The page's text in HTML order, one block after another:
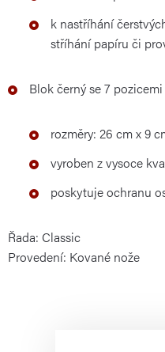
k nastříhání
stříhání papíru či
Blok černý se 7 pozicemi
rozměry: 26 cm x 9
vyroben z vysoce
poskytuje ochranu
Řada: Classic
Provedení: Kované nože